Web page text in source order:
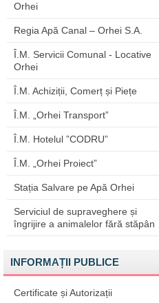
Orhei
Regia Apă Canal – Orhei S.A.
Î.M. Servicii Comunal - Locative
Orhei
Î.M. Achiziții, Comerț și Piețe
Î.M. „Orhei Transport”
Î.M. Hotelul ”CODRU”
Î.M. „Orhei Proiect”
Stația Salvare pe Apă Orhei
Serviciul de supraveghere și
îngrijire a animalelor fără stăpân
INFORMAȚII PUBLICE
Certificate și Autorizații